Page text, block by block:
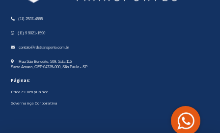
(11) 2537-4585
(11) 9 9021-1590
contato@rdstransporte.com.br
Rua São Benedito, 509, Sala 115
Santo Amaro, CEP:04735-000, São Paulo - SP
Páginas:
Ética e Compliance
Governança Corporativa